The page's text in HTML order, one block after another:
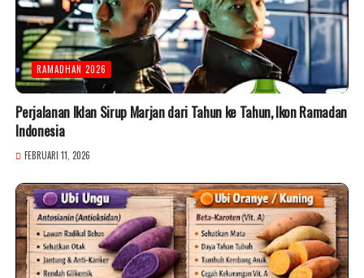
RAMADHAN 2026
Perjalanan Iklan Sirup Marjan dari Tahun ke Tahun, Ikon Ramadan
Indonesia
FEBRUARI 11, 2026